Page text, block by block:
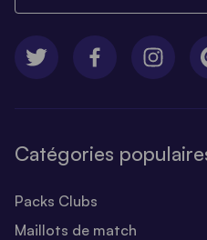
Catégories
Packs Clubs
Maillots de match